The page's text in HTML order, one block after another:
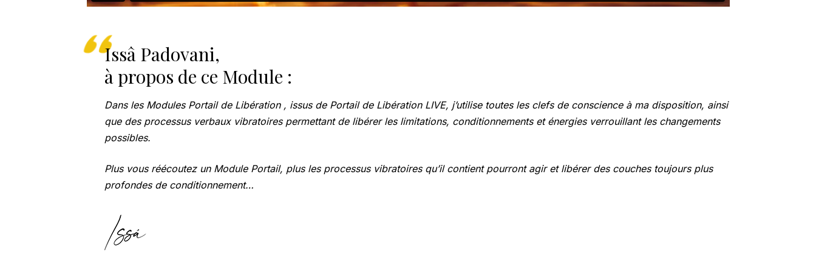
Issâ Padovani,
à propos de ce Module :
Dans les Modules Portail de Libération , issus de Portail de Libération LIVE, j’utilise toutes les clefs de conscience à ma disposition, ainsi
que des processus verbaux vibratoires permettant de libérer les limitations, conditionnements et énergies verrouillant les changements
possibles.
Plus vous réécoutez un Module Portail, plus les processus vibratoires qu’il contient pourront agir et libérer des couches toujours plus
profondes de conditionnement…